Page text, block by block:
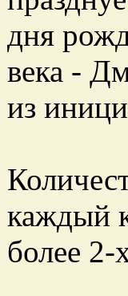
дня
века -
из
каждый
более